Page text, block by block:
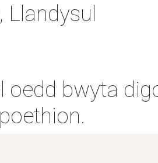
Llandysul
bwyta